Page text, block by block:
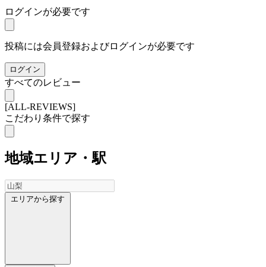
ログインが必要です
投稿には会員登録およびログインが必要です
ログイン
すべてのレビュー
[ALL-REVIEWS]
こだわり条件で探す
地域エリア・駅
エリアから探す